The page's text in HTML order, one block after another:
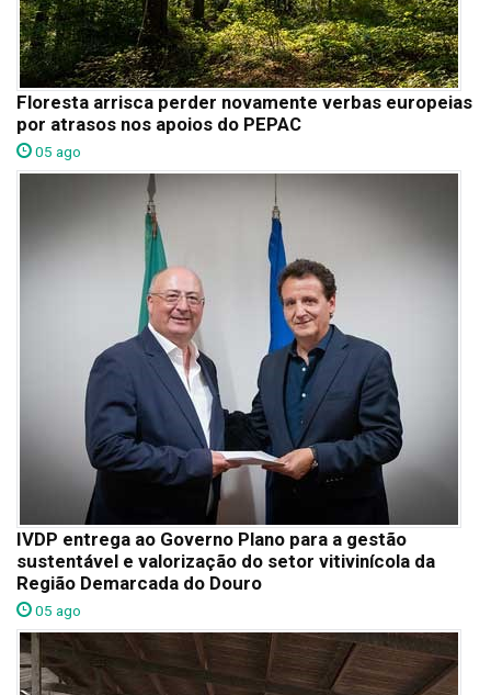
Floresta arrisca perder novamente verbas europeias
por atrasos nos apoios do PEPAC
05 ago
IVDP entrega ao Governo Plano para a gestão
sustentável e valorização do setor vitivinícola da
Região Demarcada do Douro
05 ago